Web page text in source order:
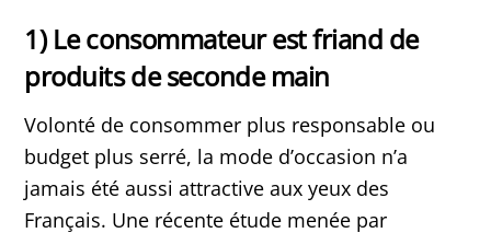
1) Le consommateur est friand de
produits de seconde main
Volonté de consommer plus responsable ou
budget plus serré, la mode d’occasion n’a
jamais été aussi attractive aux yeux des
Français. Une récente étude menée par